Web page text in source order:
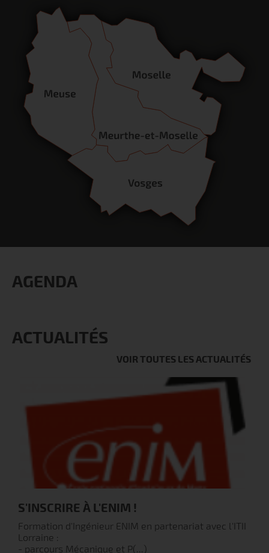
AGENDA
ACTUALITÉS
VOIR TOUTES LES ACTUALITÉS
S'INSCRIRE À L'ENIM !
Formation d'Ingénieur ENIM en partenariat avec l'ITII
Lorraine :
- parcours Mécanique et P(...)